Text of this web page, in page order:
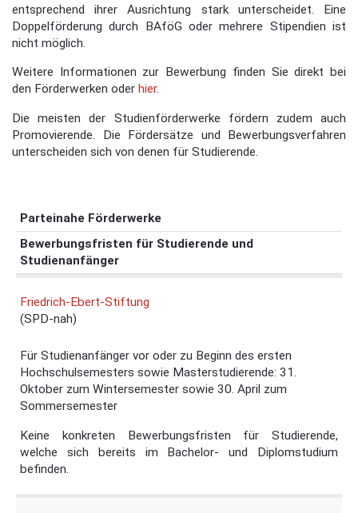
entsprechend ihrer Ausrichtung stark unterscheidet. Eine
Doppelförderung durch BAföG oder mehrere Stipendien ist
nicht möglich.
Weitere Informationen zur Bewerbung finden Sie direkt bei
den Förderwerken oder hier.
Die meisten der Studienförderwerke fördern zudem auch
Promovierende. Die Fördersätze und Bewerbungsverfahren
unterscheiden sich von denen für Studierende.
Parteinahe Förderwerke
Bewerbungsfristen für Studierende und
Studienanfänger
Friedrich-Ebert-Stiftung
(SPD-nah)
Für Studienanfänger vor oder zu Beginn des ersten
Hochschulsemesters sowie Masterstudierende: 31.
Oktober zum Wintersemester sowie 30. April zum
Sommersemester
Keine konkreten Bewerbungsfristen für Studierende,
welche sich bereits im Bachelor- und Diplomstudium
befinden.